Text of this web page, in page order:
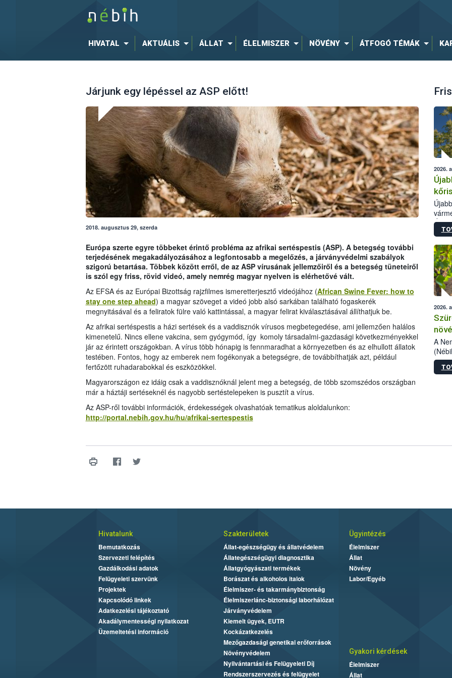
HIVATAL AKTUÁLIS ÁLLAT ÉLELMISZER NÖVÉNY ÁTFOGÓ TÉMÁK
Járjunk egy lépéssel az ASP előtt!
2018. augusztus 29, szerda
Európa szerte egyre többeket érintő probléma az afrikai sertéspestis (ASP). A betegség további
terjedésének megakadályozásához a legfontosabb a megelőzés, a járványvédelmi szabályok
szigorú betartása. Többek között erről, de az ASP vírusának jellemzőiről és a betegség tüneteiről
is szól egy friss, rövid videó, amely nemrég magyar nyelven is elérhetővé vált.
Az EFSA és az Európai Bizottság rajzfilmes ismeretterjesztő videójához (African Swine Fever: how to
stay one step ahead) a magyar szöveget a videó jobb alsó sarkában található fogaskerék
megnyitásával és a feliratok fülre való kattintással, a magyar felirat kiválasztásával állíthatjuk be.
Az afrikai sertéspestis a házi sertések és a vaddisznók vírusos megbetegedése, ami jellemzően halálos
kimenetelű. Nincs ellene vakcina, sem gyógymód, így komoly társadalmi-gazdasági következményekkel
jár az érintett országokban. A vírus több hónapig is fennmaradhat a környezetben és az elhullott állatok
testében. Fontos, hogy az emberek nem fogékonyak a betegségre, de továbbíthatják azt, például
fertőzött ruhadarabokkal és eszközökkel.
Magyarországon ez idáig csak a vaddisznóknál jelent meg a betegség, de több szomszédos országban
már a háztáji sertéseknél és nagyobb sertéstelepeken is pusztít a vírus.
Az ASP-ről további információk, érdekességek olvashatóak tematikus aloldalunkon:
http://portal.nebih.gov.hu/hu/afrikai-sertespestis
2026.
2026.
A
Hivatalunk
Bemutatkozás
Szervezeti felépítés
Gazdálkodási adatok
Felügyeleti szervünk
Projektek
Kapcsolódó linkek
Adatkezelési tájékoztató
Akadálymentességi nyilatkozat
Üzemeltetési információ
Szakterületek
Állat-egészségügy és állatvédelem
Állategészségügyi diagnosztika
Állatgyógyászati termékek
Borászat és alkoholos italok
Élelmiszer- és takarmánybiztonság
Élelmiszerlánc-biztonsági laborhálózat
Járványvédelem
Kiemelt ügyek, EUTR
Kockázatkezelés
Mezőgazdasági genetikai erőforrások
Növényvédelem
Nyilvántartási és Felügyeleti Díj
Rendszerszervezés és felügyelet
Ügyintézés
Élelmiszer
Állat
Növény
Labor/Egyéb
Gyakori kérdések
Élelmiszer
Állat